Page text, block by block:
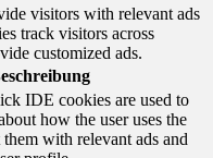
visitors with relevant ads
track visitors across
customized ads.
IDE cookies are used to
how the user uses the
with relevant ads and